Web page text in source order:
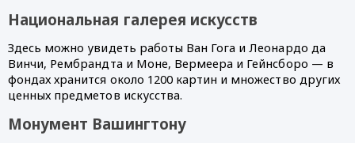
Национальная галерея искусств
Здесь можно увидеть работы Ван Гога и Леонардо да
Винчи, Рембрандта и Моне, Вермеера и Гейнсборо — в
фондах хранится около 1200 картин и множество других
ценных предметов искусства.
Монумент Вашингтону